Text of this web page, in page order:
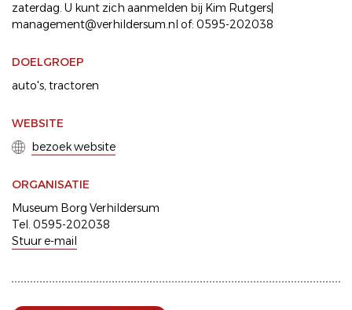
zaterdag. U kunt zich aanmelden bij Kim Rutgers|
management@verhildersum.nl of: 0595-202038
DOELGROEP
auto's tractoren
WEBSITE
bezoek website
ORGANISATIE
Museum Borg Verhildersum
Tel. 0595-202038
Stuur e-mail